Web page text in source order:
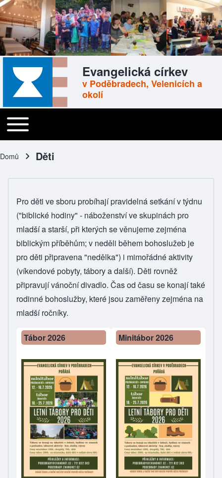
Skip to header
Skip to main navigation
Přejít k hlavnímu obsahu
Skip to footer
Evangelická církev
v Poděbradech, Velenicích a
okolí
Main navigation
Toggle main menu
Domů Děti
Pro děti ve sboru probíhají pravidelná setkání v týdnu
("biblické hodiny" - náboženství ve skupinách pro
mladší a starší, při kterých se věnujeme zejména
biblickým příběhům; v neděli během bohoslužeb je
pro děti připravena "nedělka") i mimořádné aktivity
(víkendové pobyty, tábory a další). Děti rovněž
připravují vánoční divadlo. Čas od času se konají také
rodinné bohoslužby, které jsou zaměřeny zejména na
mladší ročníky.
Tábor 2026 Minitábor 2026